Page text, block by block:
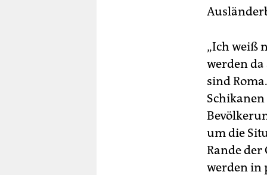
„Ich weiß
werden da
sind
um die
Rande
werden in